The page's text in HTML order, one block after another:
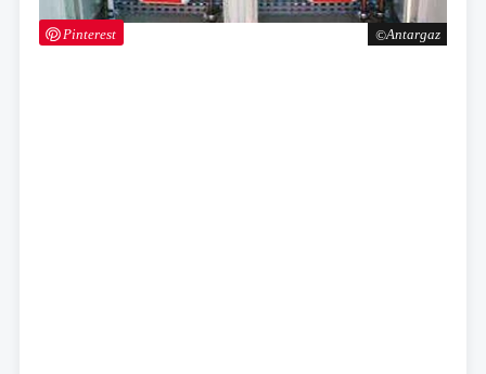
Antargaz
Pinterest